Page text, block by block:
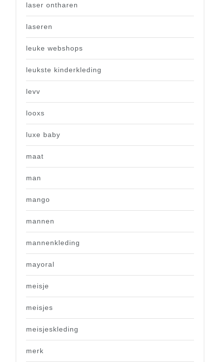
laser ontharen
laseren
leuke webshops
leukste kinderkleding
levv
looxs
luxe baby
maat
man
mango
mannen
mannenkleding
mayoral
meisje
meisjes
meisjeskleding
merk